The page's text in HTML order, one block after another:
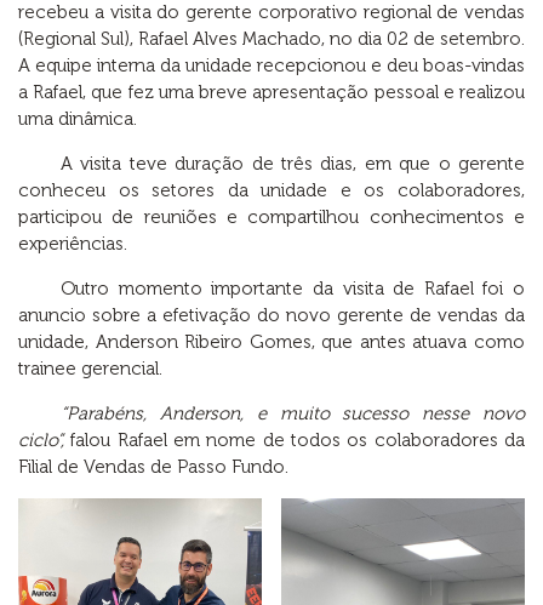
recebeu a visita do gerente corporativo regional de vendas
(Regional Sul), Rafael Alves Machado, no dia 02 de setembro.
A equipe interna da unidade recepcionou e deu boas-vindas
a Rafael, que fez uma breve apresentação pessoal e realizou
uma dinâmica.
A visita teve duração de três dias, em que o gerente
conheceu os setores da unidade e os colaboradores,
participou de reuniões e compartilhou conhecimentos e
experiências.
Outro momento importante da visita de Rafael foi o
anuncio sobre a efetivação do novo gerente de vendas da
unidade, Anderson Ribeiro Gomes, que antes atuava como
trainee gerencial.
“Parabéns, Anderson, e muito sucesso nesse novo
ciclo”,falou Rafael em nome de todos os colaboradores da
Filial de Vendas de Passo Fundo.